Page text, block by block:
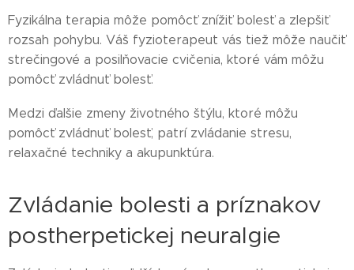
Fyzikálna terapia môže pomôcť znížiť bolesť a zlepšiť
rozsah pohybu. Váš fyzioterapeut vás tiež môže naučiť
strečingové a posilňovacie cvičenia, ktoré vám môžu
pomôcť zvládnuť bolesť.
Medzi ďalšie zmeny životného štýlu, ktoré môžu
pomôcť zvládnuť bolesť, patrí zvládanie stresu,
relaxačné techniky a akupunktúra.
Zvládanie bolesti a príznakov
postherpetickej neuralgie